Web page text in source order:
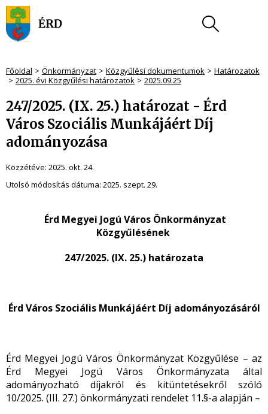
Főoldal Önkormányzat Közgyűlési dokumentumok
Határozatok
2025. évi Közgyűlési határozatok
2025.09.25
247/2025. (IX. 25.) határozat - Érd
Város Szociális Munkájáért Díj
adományozása
Közzétéve: 2025. okt. 24.
Utolsó módosítás dátuma: 2025. szept. 29.
Érd Megyei Jogú Város Önkormányzat
Közgyűlésének
247/2025. (IX. 25.) határozata
Érd Város Szociális Munkájáért Díj adományozásáról
Érd Megyei Jogú Város Önkormányzat Közgyűlése – az
Érd Megyei Jogú Város Önkormányzata által
adományozható díjakról és kitüntetésekről szóló
10/2025. (III. 27.) önkormányzati rendelet 11.§-a alapján –